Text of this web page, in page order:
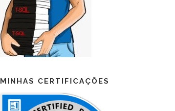
MINHAS CERTIFICAÇÕES